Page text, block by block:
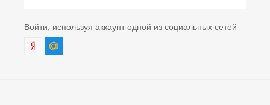
Войти, используя аккаунт одной из социальных сетей